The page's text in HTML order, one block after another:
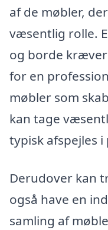
af de møbler,
væsentlig rolle.
og borde
for en
møbler som
kan tage
typisk afspejles i
Derudover kan
også have en
samling af